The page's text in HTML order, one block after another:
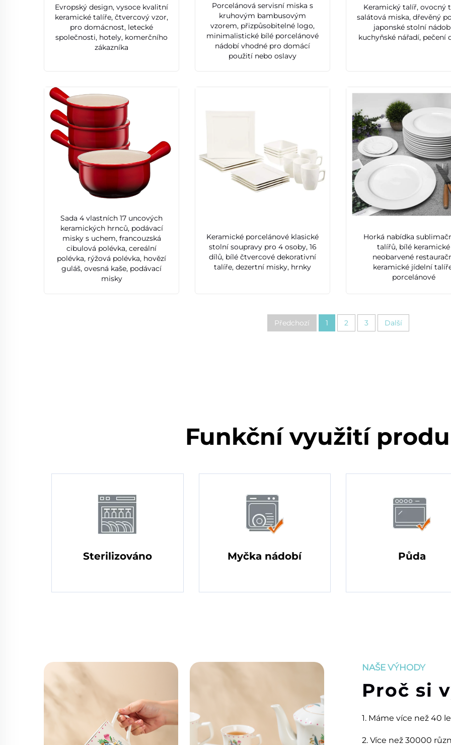
Evropský design, vysoce kvalitní
keramické talíře, čtvercový vzor,
pro domácnost, letecké
společnosti, hotely, komerčního
zákazníka
Porcelánová servisní miska s
kruhovým bambusovým
vzorem, přizpůsobitelné logo,
minimalistické bílé porcelánové
nádobí vhodné pro domácí
použití nebo oslavy
Keramický talíř, ovocný
salátová miska, dřevěný
japonské stolní
kuchyňské nářadí, pečení
Sada 4 vlastních 17 uncových
keramických hrnců, podávací
misky s uchem, francouzská
cibulová polévka, cereální
polévka, rýžová polévka, hovězí
guláš, ovesná kaše, podávací
misky
Keramické porcelánové klasické
stolní soupravy pro 4 osoby, 16
dílů, bílé čtvercové dekorativní
talíře, dezertní misky, hrnky
Horká nabídka
talířů, bílé keramické
neobarvené
keramické jídelní
porcelánové
Předchozí 1 2 3 Další
Funkční využití
Sterilizováno Myčka nádobí Půda
NAŠE VÝHODY
Proč si
1. Máme více než 40
2. Více než 30000